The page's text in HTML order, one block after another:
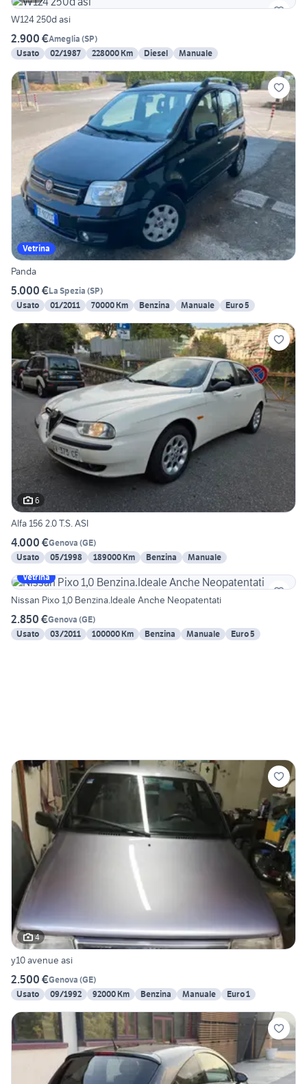
W124 250d asi
2.900 €Ameglia (SP)
Usato
02/1987 228000 Km Diesel Manuale
Vetrina
Panda
5.000 €La Spezia (SP)
Usato
01/2011 70000 Km Benzina Manuale Euro 5
6
Alfa 156 2.0 T.S. ASI
4.000 €Genova (GE)
Usato
05/1998 189000 Km Benzina
Manuale
Vetrina
Nissan Pixo 1,0 Benzina.Ideale Anche Neopatentati
2.850 €Genova (GE)
Usato
03/2011 100000 Km Benzina Manuale Euro 5
4
y10 avenue asi
2.500 €Genova (GE)
Usato
09/1992 92000 Km Benzina Manuale Euro 1